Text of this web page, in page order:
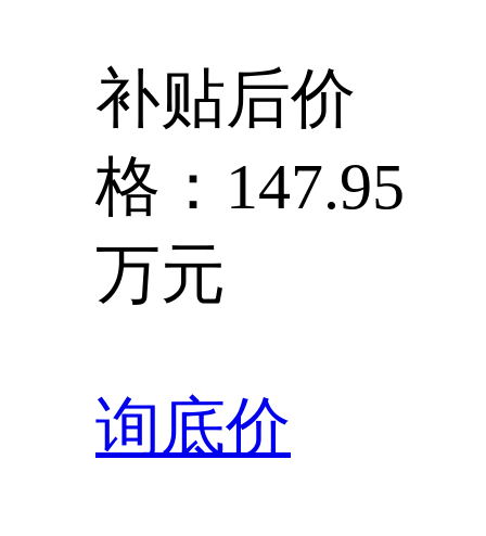
补贴后价
格：147.95
万元
询底价